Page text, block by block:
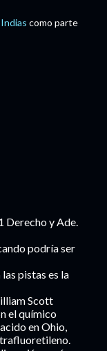
como parte
Derecho y Ade.
podría ser
pistas es la
Scott
el químico
en Ohio,